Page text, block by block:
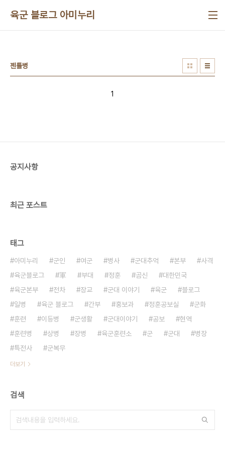
육군 블로그 아미누리
젠틀병
1
공지사항
최근 포스트
태그
아미누리 군인 여군 병사 군대추억 본부
사격
육군블로그
軍 부대 정훈 곰신
대한민국
육군본부
전차 장교 군대 이야기 육군
블로그
일병
육군 블로그 간부 홍보과 정훈공보실
군화
훈련
이등병 군생활 군대이야기 공보
현역
훈련병
상병 장병 육군훈련소 군 군대
병장
특전사
군복무
더보기
검색